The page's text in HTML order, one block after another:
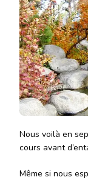
Nous voilà en
cours avant
Même si nous